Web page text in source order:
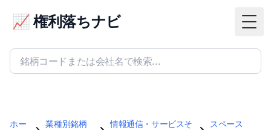
📈 権利落ちナビ
ホー
業種別銘柄
情報通信・サービスそ
スペース